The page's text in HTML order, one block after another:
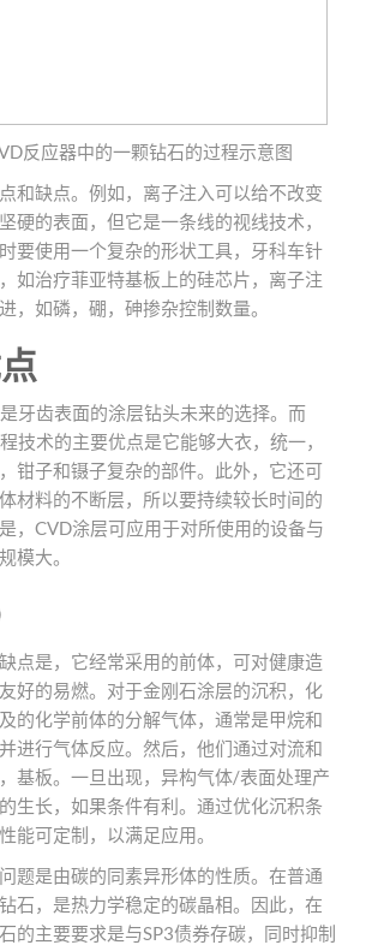
反应器中的一颗钻石的过程示意图
和缺点。例如，离子注入可以给不改变
硬的表面，但它是一条线的视线技术，
要使用一个复杂的形状工具，牙科车针
如治疗菲亚特基板上的硅芯片，离子注
，如磷，硼，砷掺杂控制数量。
牙齿表面的涂层钻头未来的选择。而
技术的主要优点是它能够大衣，统一，
钳子和镊子复杂的部件。此外，它还可
材料的不断层，所以要持续较长时间的
，CVD涂层可应用于对所使用的设备与
模大。
点是，它经常采用的前体，可对健康造
好的易燃。对于金刚石涂层的沉积，化
的化学前体的分解气体，通常是甲烷和
进行气体反应。然后，他们通过对流和
基板。一旦出现，异构气体/表面处理产
生长，如果条件有利。通过优化沉积条
能可定制，以满足应用。
题是由碳的同素异形体的性质。在普通
石，是热力学稳定的碳晶相。因此，在
的主要要求是与SP3债券存碳，同时抑制